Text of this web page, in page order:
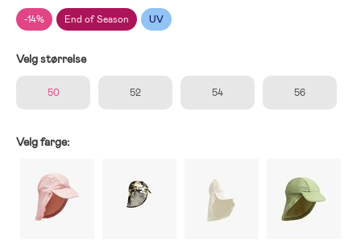
-14% End of Season UV
Velg størrelse
50 52 54 56
Velg farge: